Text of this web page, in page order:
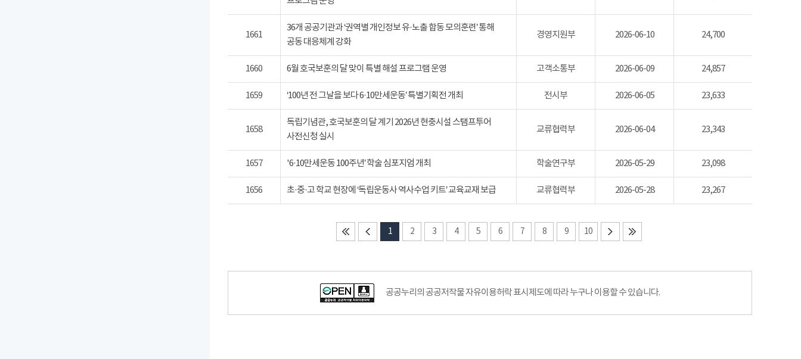
1661
36개 공공기관과 ‘권역별 개인정보 유·노출 합동 모의훈련’ 통해
공동 대응체계 강화
경영지원부 2026-06-10 24,700
1660 6월 호국보훈의 달 맞이 특별 해설 프로그램 운영 고객소통부 2026-06-09 24,857
1659 ‘100년 전 그날을 보다 6·10만세운동’ 특별기획전 개최 전시부 2026-06-05 23,633
1658
독립기념관, 호국보훈의 달 계기 2026년 현충시설 스탬프투어
사전신청 실시
교류협력부 2026-06-04 23,343
1657 '6·10만세운동 100주년’ 학술 심포지엄 개최 학술연구부 2026-05-29 23,098
1656 초·중·고 학교 현장에 ‘독립운동사 역사수업 키트’ 교육교재 보급 교류협력부 2026-05-28 23,267
1 2 3 4 5 6 7 8 9 10
공공누리의 공공저작물 자유이용허락 표시제도에 따라 누구나 이용할 수 있습니다.